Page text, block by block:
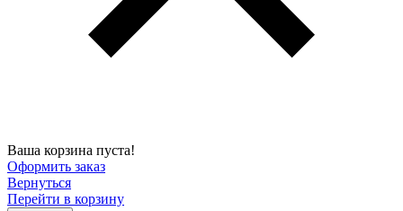
Ваша корзина пуста!
Оформить заказ
Вернуться
Перейти в корзину